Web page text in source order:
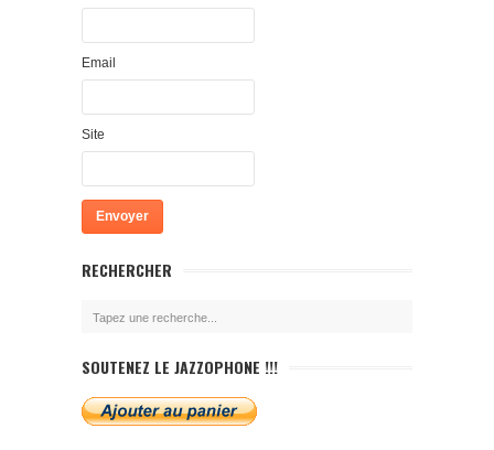
Email
Site
RECHERCHER
SOUTENEZ LE JAZZOPHONE !!!